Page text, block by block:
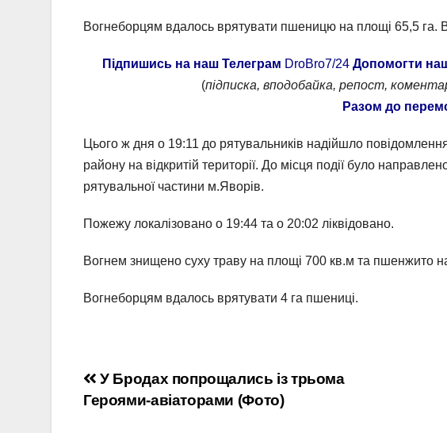
Вогнеборцям вдалось врятувати пшеницю на площі 65,5
Підпишись на наш Телеграм DroBro7/24 Допомогти
(підписка, вподобайка, репост,
Разом до
Цього ж дня о 19:11 до рятувальників надійшло
району на відкритій території. До місця події було
рятувальної частини м.Яворів.
Пожежу локалізовано о 19:44 та о 20:02 ліквідовано.
Вогнем знищено суху траву на площі 700 кв.м та пшенжито
Вогнеборцям вдалось врятувати 4 га пшениці.
Навігація
записів
У Бродах попрощались із трьома
Героями-авіаторами (Фото)